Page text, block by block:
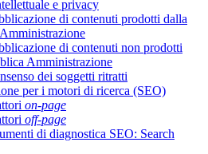
e privacy
di contenuti prodotti dalla
di contenuti non prodotti
Amministrazione
dei soggetti ritratti
per i motori di ricerca (SEO)
on-page
off-page
di diagnostica SEO: Search